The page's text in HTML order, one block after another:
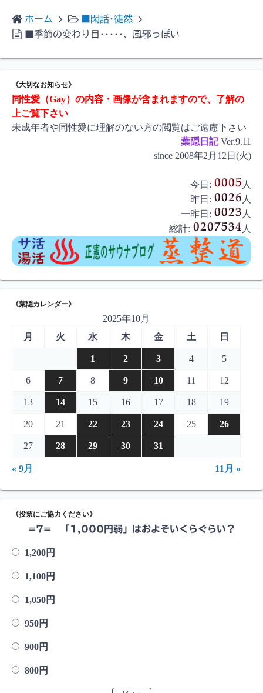
ホーム
■閑話･徒然
■季節の変わり目･････、風邪っぽい
《大切なお知らせ》
同性愛（Gay）の内容・画像が含まれますので、了解の
上ご覧下さい
未成年者や同性愛に理解のない方の閲覧はご遠慮下さい
葉隠日記Ver.9.11
since 2008年2月12日(火)
今日:
人
昨日:
人
一昨日:
人
総計:
人
《葉隠カレンダー》
2025年10月
月
火 水 木 金 土 日
1 2 3 4 5
6 7 8 9 10 11 12
13 14 15 16 17 18 19
20 21 22 23 24 25 26
27 28 29 30 31
« 9月 11月 »
《投票にご協力ください》
=7= 「1,000円弱」はおよそいくらぐらい？
1,200円
1,100円
1,050円
950円
900円
800円